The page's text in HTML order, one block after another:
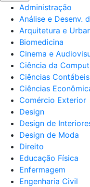
Administração
Análise e Desenv.
Arquitetura e
Biomedicina
Cinema e
Ciência da
Ciências Contábeis
Ciências
Comércio Exterior
Design
Design de
Design de Moda
Direito
Educação Física
Enfermagem
Engenharia Civil